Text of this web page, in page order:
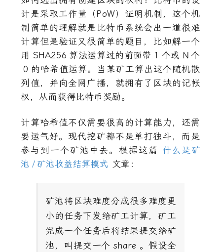
计是采取工作量（PoW）证明机制，这个机
制简单的理解就是比特币系统会出一道很难
计算但是验证又很简单的题目，比如解一个
用 SHA256 算法运算过的前面带 1 个或 N 个
0 的哈希值运算。当某矿工算出这个随机散
列值，并向全网广播，就拥有了区块的记帐
权，从而获得比特币奖励。
计算哈希值不仅需要很高的计算能力，还需
要运气好。现代挖矿都不是单打独斗，而是
参与到一个矿池中去。根据这篇 什么是矿
池 / 矿池收益结算模式 文章：
矿池将区块难度分成很多难度更
小的任务下发给矿工计算，矿工
完成一个任务后将结果提交给矿
池，叫提交一个 share。假设全